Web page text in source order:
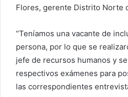
Flores, gerente Distrito Norte
“Teníamos una vacante de
persona, por lo que se
jefe de recursos humanos y
respectivos exámenes para
las correspondientes